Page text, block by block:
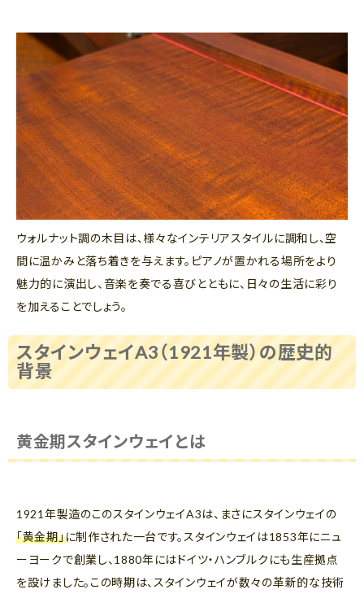
ウォルナット調の木目は、様々なインテリアスタイルに調和し、空
間に温かみと落ち着きを与えます。ピアノが置かれる場所をより
魅力的に演出し、音楽を奏でる喜びとともに、日々の生活に彩り
を加えることでしょう。
スタインウェイA3（1921年製）の歴史的
背景
黄金期スタインウェイとは
1921年製造のこのスタインウェイA3は、まさにスタインウェイの
「黄金期」に制作された一台です。スタインウェイは1853年にニュ
ーヨークで創業し、1880年にはドイツ・ハンブルクにも生産拠点
を設けました。この時期は、スタインウェイが数々の革新的な技術